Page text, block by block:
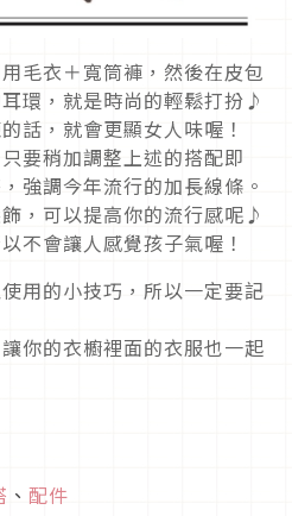
毛衣＋寬筒褲，然後在皮包
環，就是時尚的輕鬆打扮♪
話，就會更顯女人味喔！
要稍加調整上述的搭配即
強調今年流行的加長線條。
，可以提高你的流行感呢♪
不會讓人感覺孩子氣喔！
用的小技巧，所以一定要記
你的衣櫥裡面的衣服也一起
、 配件